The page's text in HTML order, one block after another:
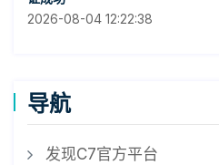
2026-08-04 12:22:38
导航
发现C7官方平台